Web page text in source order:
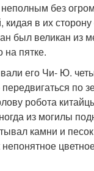
без
кидая в их
был великан из
на пятке.
его Чи- Ю.
по
робота
из могилы
камни и